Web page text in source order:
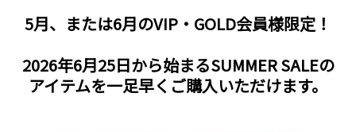
5月、または6月のVIP・GOLD会員様限定！
2026年6月25日から始まるSUMMER SALEの
アイテムを一足早くご購入いただけます。